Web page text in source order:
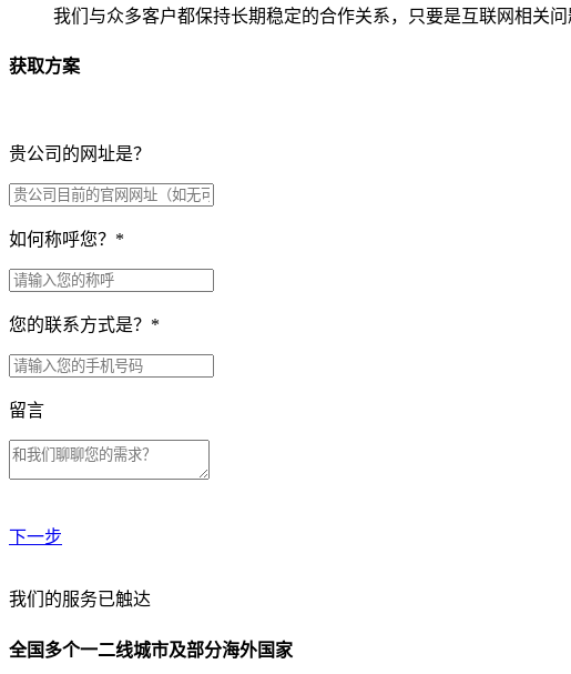
我们与众多客户都保持长期稳定的合作关系，只要是互联网相关
获取方案
贵公司的网址是？
如何称呼您？ *
您的联系方式是？ *
留言
下一步
贵公司预算范围是？
我们的服务已触达
全国多个一二线城市及部分海外国家